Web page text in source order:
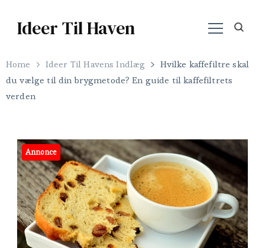
Ideer Til Haven
Home Ideer Til Havens Indlæg
Hvilke kaffefiltre skal
du vælge til din brygmetode? En guide til kaffefiltrets
verden
Annonce